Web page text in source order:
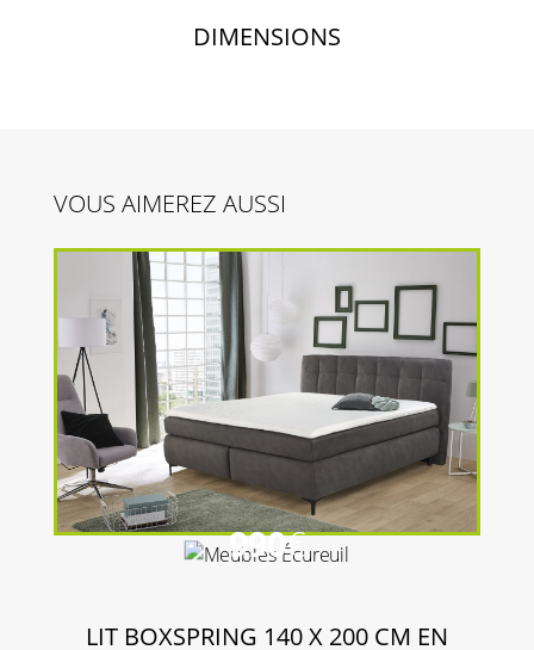
DIMENSIONS
VOUS AIMEREZ AUSSI
990€
LIT BOXSPRING 140 X 200 CM EN